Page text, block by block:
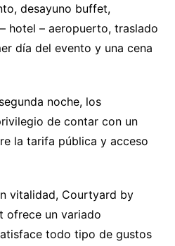
desayuno buffet,
hotel – aeropuerto, traslado
día del evento y una cena
noche, los
de contar con un
la tarifa pública y acceso
vitalidad, Courtyard by
ofrece un variado
todo tipo de gustos